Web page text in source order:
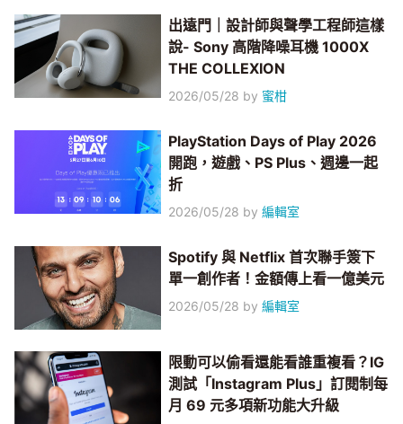
出遠門｜設計師與聲學工程師這樣
說- Sony 高階降噪耳機 1000X
THE COLLEXION
2026/05/28 by 蜜柑
PlayStation Days of Play 2026
開跑，遊戲、PS Plus、週邊一起
折
2026/05/28 by編輯室
Spotify 與 Netflix 首次聯手簽下
單一創作者！金額傳上看一億美元
2026/05/28 by編輯室
限動可以偷看還能看誰重複看？IG
測試「Instagram Plus」訂閱制每
月 69 元多項新功能大升級